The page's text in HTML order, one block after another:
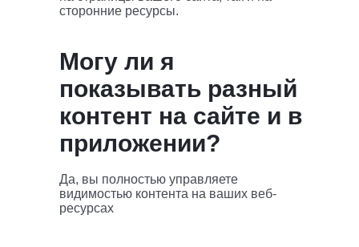
сторонние ресурсы.
Да, вы полностью управляете
видимостью контента на ваших веб-
ресурсах
Могу ли я
показывать разный
контент на сайте и в
приложении?